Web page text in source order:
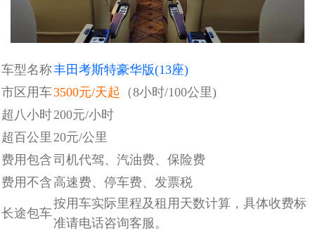
车型名称丰田考斯特豪华版(13座)
市区用车3500元/天起 （8小时/100公里)
超八小时200元/小时
超百公里 20元/公里
费用包含司机代驾、汽油费、保险费
费用不含 高速费、停车费、发票税
长途包车
按用车实际里程及租用天数计算， 具体收费标
准请电话咨询客服。